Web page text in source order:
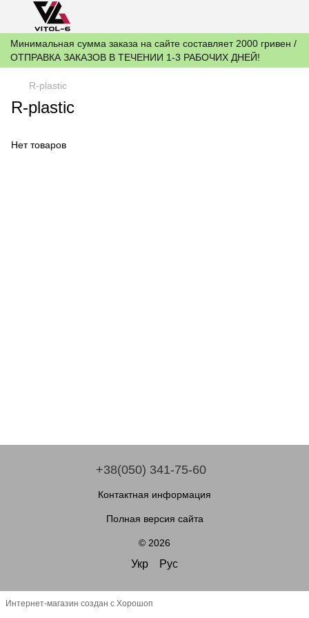
Минимальная сумма заказа на сайте составляет 2000 гривен /
ОТПРАВКА ЗАКАЗОВ В ТЕЧЕНИИ 1-3 РАБОЧИХ ДНЕЙ!
R-plastic
R-plastic
Нет товаров
+38(050) 341-75-60
Контактная информация
Полная версия сайта
© 2026
Укр Рус
Интернет-магазин создан с Хорошоп